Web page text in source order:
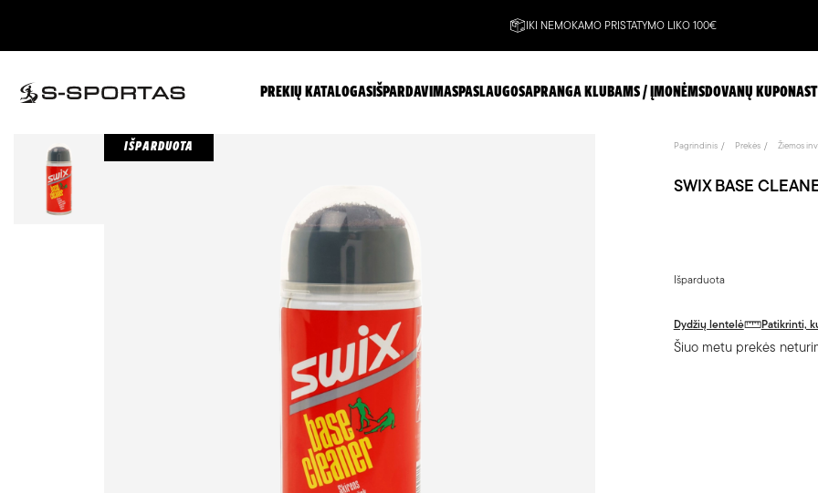
IKI NEMOKAMO PRISTATYMO LIKO 100€
PREKIŲ KATALOGASIŠPARDAVIMASPASLAUGOSAPRANGA KLUBAMS / ĮMONĖMSDOVANŲ KUPONAS
IŠPARDUOTA Pagrindinis Prekės Žiemos
SWIX BASE
Išparduota
Dydžių lentelė Patikrinti,
Šiuo metu prekės